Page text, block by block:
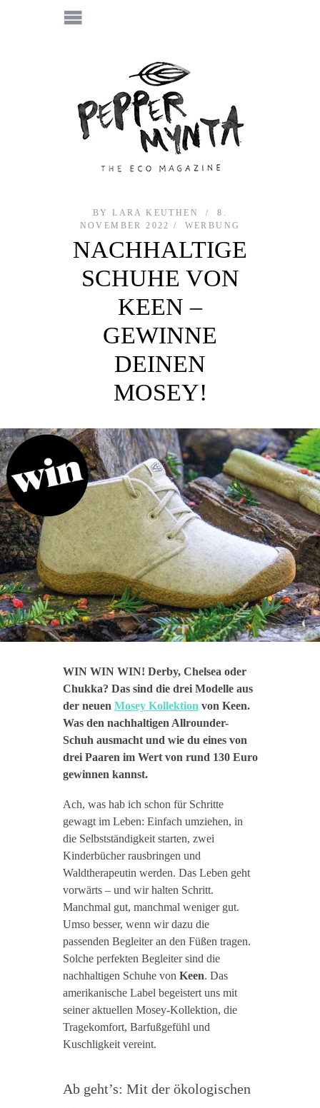
BY LARA KEUTHEN
8.
NOVEMBER 2022
WERBUNG
NACHHALTIGE
SCHUHE VON
KEEN –
GEWINNE
DEINEN
MOSEY!
WIN WIN WIN! Derby, Chelsea oder
Chukka? Das sind die drei Modelle aus
der neuen Mosey Kollektion von Keen.
Was den nachhaltigen Allrounder-
Schuh ausmacht und wie du eines von
drei Paaren im Wert von rund 130 Euro
gewinnen kannst.
Ach, was hab ich schon für Schritte
gewagt im Leben: Einfach umziehen, in
die Selbstständigkeit starten, zwei
Kinderbücher rausbringen und
Waldtherapeutin werden. Das Leben geht
vorwärts – und wir halten Schritt.
Manchmal gut, manchmal weniger gut.
Umso besser, wenn wir dazu die
passenden Begleiter an den Füßen tragen.
Solche perfekten Begleiter sind die
nachhaltigen Schuhe von Keen. Das
amerikanische Label begeistert uns mit
seiner aktuellen Mosey-Kollektion, die
Tragekomfort, Barfußgefühl und
Kuschligkeit vereint.
Ab geht’s: Mit der ökologischen